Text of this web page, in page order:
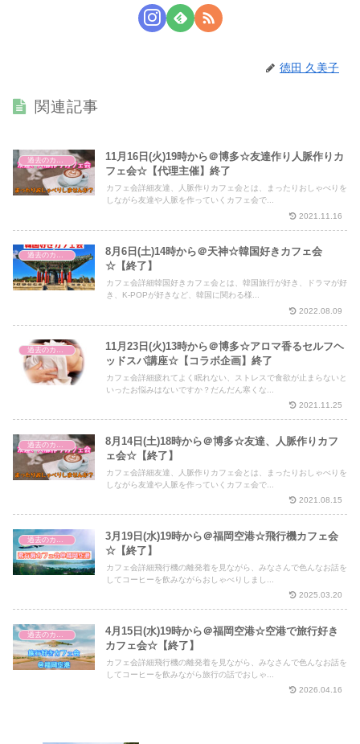
徳田 久美子
関連記事
過去のカフェ会
11月16日(火)19時から＠博多☆友達作り人脈作りカ
フェ会☆【代理主催】終了
カフェ会詳細友達、人脈作りカフェ会とは、まったりおしゃべりを
しながら友達や人脈を作っていくカフェ会で...
2021.11.16
過去のカフェ会
8月6日(土)14時から＠天神☆韓国好きカフェ会
☆【終了】
カフェ会詳細韓国好きカフェ会とは、韓国旅行が好き、ドラマが好
き、K-POPが好きなど、韓国に関わる様...
2022.08.09
過去のカフェ会
11月23日(火)13時から＠博多☆アロマ香るセルフヘ
ッドスパ講座☆【コラボ企画】終了
カフェ会詳細疲れてよく眠れない、ストレスで食欲が止まらないと
いったお悩みはないですか？だんだん寒くな...
2021.11.25
過去のカフェ会
8月14日(土)18時から＠博多☆友達、人脈作りカフ
ェ会☆【終了】
カフェ会詳細友達、人脈作りカフェ会とは、まったりおしゃべりを
しながら友達や人脈を作っていくカフェ会で...
2021.08.15
過去のカフェ会
3月19日(水)19時から＠福岡空港☆飛行機カフェ会
☆【終了】
カフェ会詳細飛行機の離発着を見ながら、みなさんで色んなお話を
してコーヒーを飲みながらおしゃべりしまし...
2025.03.20
過去のカフェ会
4月15日(水)19時から＠福岡空港☆空港で旅行好き
カフェ会☆【終了】
カフェ会詳細飛行機の離発着を見ながら、みなさんで色んなお話を
してコーヒーを飲みながら旅行の話でおしゃ...
2026.04.16